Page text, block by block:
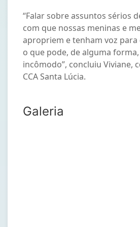
“Falar sobre assuntos sérios
com que nossas meninas e
apropriem e tenham voz
o que pode, de alguma
incômodo”, concluiu Viviane,
CCA Santa Lúcia.
Galeria